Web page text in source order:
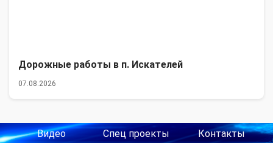
Дорожные работы в п. Искателей
07.08.2026
Видео Спец проекты Контакты